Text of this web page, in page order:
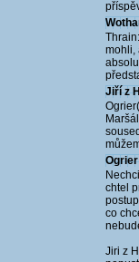
mohli,
Jiří z
Ogrier
chtel
co
Jiri z